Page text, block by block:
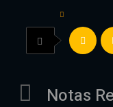
Notas